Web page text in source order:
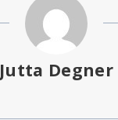
Jutta Degner